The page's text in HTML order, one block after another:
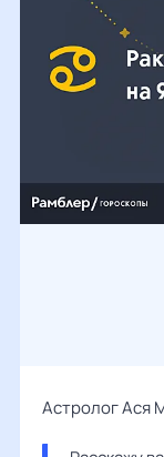
Астролог Ася